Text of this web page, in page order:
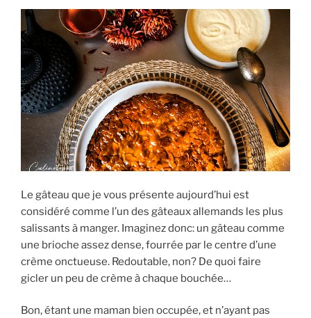
Le gâteau que je vous présente aujourd’hui est
considéré comme l’un des gâteaux allemands les plus
salissants à manger. Imaginez donc: un gâteau comme
une brioche assez dense, fourrée par le centre d’une
crème onctueuse. Redoutable, non? De quoi faire
gicler un peu de crème à chaque bouchée…
Bon, étant une maman bien occupée, et n’ayant pas